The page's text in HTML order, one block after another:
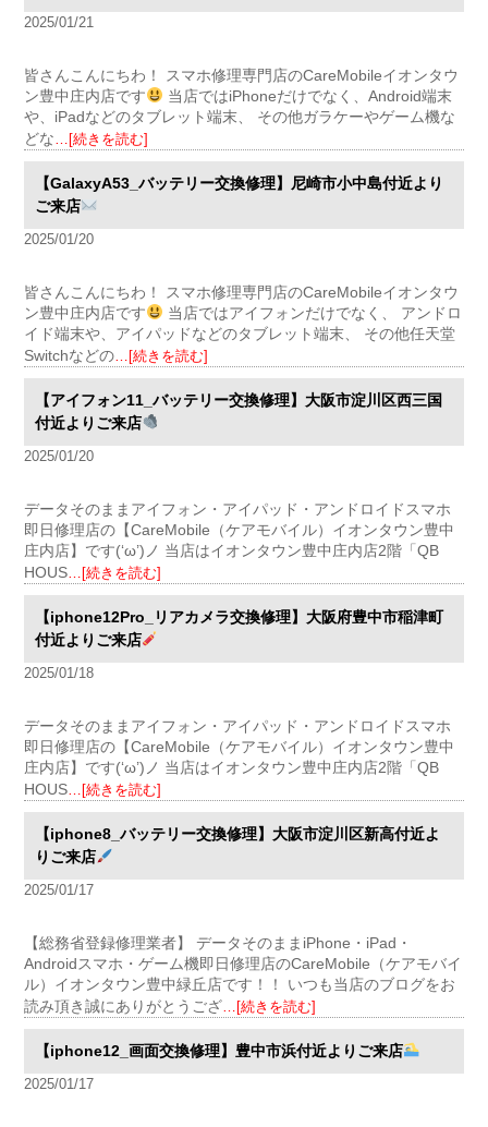
2025/01/21
皆さんこんにちわ！ スマホ修理専門店のCareMobileイオンタウ
ン豊中庄内店です
当店ではiPhoneだけでなく、Android端末
や、iPadなどのタブレット端末、 その他ガラケーやゲーム機な
どな…[続きを読む]
【GalaxyA53_バッテリー交換修理】尼崎市小中島付近より
ご来店
2025/01/20
皆さんこんにちわ！ スマホ修理専門店のCareMobileイオンタウ
ン豊中庄内店です
当店ではアイフォンだけでなく、 アンドロ
イド端末や、アイパッドなどのタブレット端末、 その他任天堂
Switchなどの…[続きを読む]
【アイフォン11_バッテリー交換修理】大阪市淀川区西三国
付近よりご来店
2025/01/20
データそのままアイフォン・アイパッド・アンドロイドスマホ
即日修理店の【CareMobile（ケアモバイル）イオンタウン豊中
庄内店】です(‘ω’)ノ 当店はイオンタウン豊中庄内店2階「QB
HOUS…[続きを読む]
【iphone12Pro_リアカメラ交換修理】大阪府豊中市稲津町
付近よりご来店
2025/01/18
データそのままアイフォン・アイパッド・アンドロイドスマホ
即日修理店の【CareMobile（ケアモバイル）イオンタウン豊中
庄内店】です(‘ω’)ノ 当店はイオンタウン豊中庄内店2階「QB
HOUS…[続きを読む]
【iphone8_バッテリー交換修理】大阪市淀川区新高付近よ
りご来店
2025/01/17
【総務省登録修理業者】 データそのままiPhone・iPad・
Androidスマホ・ゲーム機即日修理店のCareMobile（ケアモバイ
ル）イオンタウン豊中緑丘店です！！ いつも当店のブログをお
読み頂き誠にありがとうござ…[続きを読む]
【iphone12_画面交換修理】豊中市浜付近よりご来店
2025/01/17